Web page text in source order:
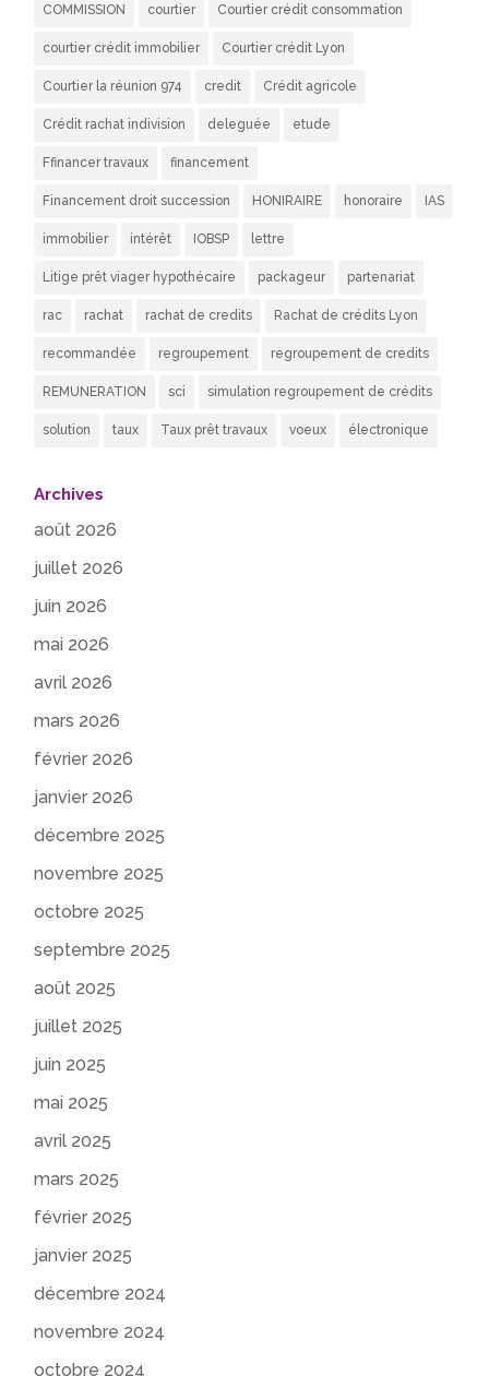
COMMISSION courtier Courtier crédit consommation
courtier crédit immobilier Courtier crédit Lyon
Courtier la réunion 974 credit Crédit agricole
Crédit rachat indivision deleguée etude
Ffinancer travaux financement
Financement droit succession HONIRAIRE honoraire IAS
immobilier intérêt IOBSP lettre
Litige prêt viager hypothécaire packageur partenariat
rac rachat rachat de credits Rachat de crédits Lyon
recommandée regroupement regroupement de credits
REMUNERATION sci simulation regroupement de crédits
solution taux Taux prêt travaux voeux électronique
Archives
août 2026
juillet 2026
juin 2026
mai 2026
avril 2026
mars 2026
février 2026
janvier 2026
décembre 2025
novembre 2025
octobre 2025
septembre 2025
août 2025
juillet 2025
juin 2025
mai 2025
avril 2025
mars 2025
février 2025
janvier 2025
décembre 2024
novembre 2024
octobre 2024